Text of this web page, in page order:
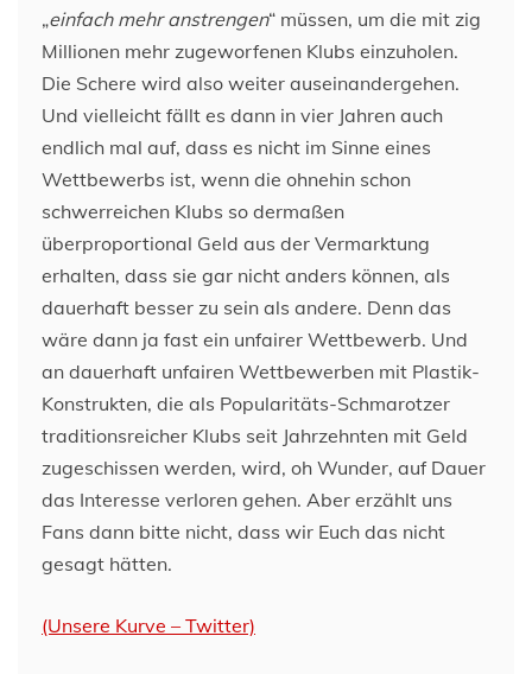
„einfach mehr anstrengen“ müssen, um die mit zig
Millionen mehr zugeworfenen Klubs einzuholen.
Die Schere wird also weiter auseinandergehen.
Und vielleicht fällt es dann in vier Jahren auch
endlich mal auf, dass es nicht im Sinne eines
Wettbewerbs ist, wenn die ohnehin schon
schwerreichen Klubs so dermaßen
überproportional Geld aus der Vermarktung
erhalten, dass sie gar nicht anders können, als
dauerhaft besser zu sein als andere. Denn das
wäre dann ja fast ein unfairer Wettbewerb. Und
an dauerhaft unfairen Wettbewerben mit Plastik-
Konstrukten, die als Popularitäts-Schmarotzer
traditionsreicher Klubs seit Jahrzehnten mit Geld
zugeschissen werden, wird, oh Wunder, auf Dauer
das Interesse verloren gehen. Aber erzählt uns
Fans dann bitte nicht, dass wir Euch das nicht
gesagt hätten.
(Unsere Kurve – Twitter)